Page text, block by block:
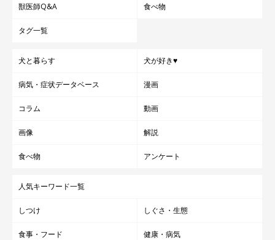
獣医師Q&A 食べ物
タグ一覧
犬と暮らす 犬が好き♥
病気・症状データベース 漫画
コラム 動画
画像 解説
食べ物 アンケート
人気キーワード一覧
しつけ しぐさ・生態
食事・フード 健康・病気